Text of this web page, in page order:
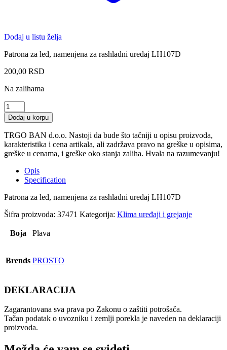
Dodaj u listu želja
Patrona za led, namenjena za rashladni uređaj LH107D
200,00 RSD
Na zalihama
PROSTO
LH107D
Patrona
za
rashladni
uređaj
quantity
Dodaj u korpu
TRGO BAN d.o.o. Nastoji da bude što tačniji u opisu proizvoda,
karakteristika i cena artikala, ali zadržava pravo na greške u opisima,
greške u cenama, i greške oko stanja zaliha. Hvala na razumevanju!
Opis
Specification
Patrona za led, namenjena za rashladni uređaj LH107D
Šifra proizvoda: 37471 Kategorija: Klima uređaji i grejanje
Boja Plava
Brends PROSTO
DEKLARACIJA
Zagarantovana sva prava po Zakonu o zaštiti potrošača.
Tačan podatak o uvozniku i zemlji porekla je naveden na deklaraciji
proizvoda.